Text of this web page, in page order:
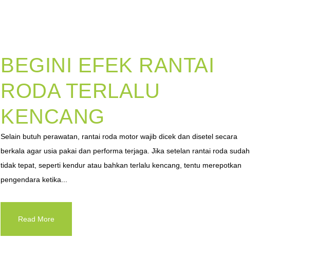
BEGINI EFEK RANTAI
RODA TERLALU
KENCANG
Selain butuh perawatan, rantai roda motor wajib dicek dan disetel secara
berkala agar usia pakai dan performa terjaga. Jika setelan rantai roda sudah
tidak tepat, seperti kendur atau bahkan terlalu kencang, tentu merepotkan
pengendara ketika...
Read More